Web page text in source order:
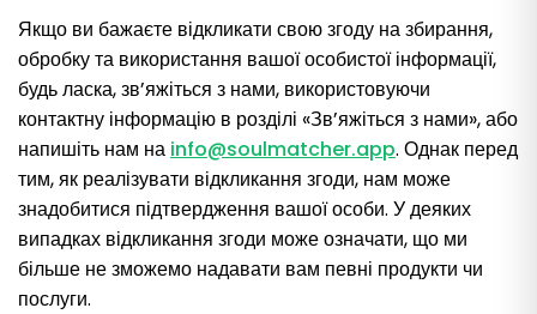
Якщо ви бажаєте відкликати свою згоду на збирання,
обробку та використання вашої особистої інформації,
будь ласка, зв’яжіться з нами, використовуючи
контактну інформацію в розділі «Зв’яжіться з нами», або
напишіть нам на info@soulmatcher.app. Однак перед
тим, як реалізувати відкликання згоди, нам може
знадобитися підтвердження вашої особи. У деяких
випадках відкликання згоди може означати, що ми
більше не зможемо надавати вам певні продукти чи
послуги.